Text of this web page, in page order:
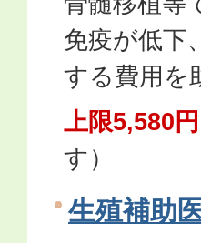
免疫が低下
する費用を
上限5,580
す）
生殖補助